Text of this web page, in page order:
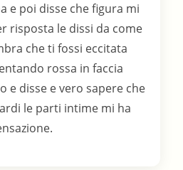
e poi disse che figura mi
risposta le dissi da come
che ti fossi eccitata
rossa in faccia
e disse e vero sapere che
le parti intime mi ha